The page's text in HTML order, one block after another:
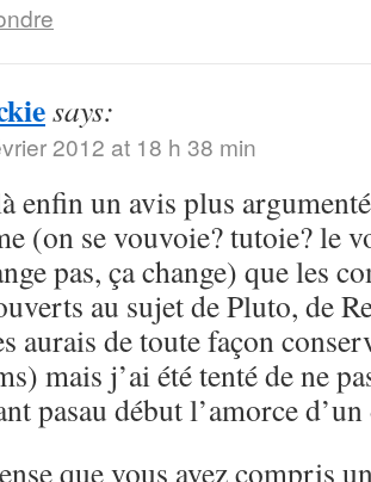
says:
2012 at 18 h 38 min
enfin un avis plus
(on se vouvoie? tutoie? le
pas, ça change) que les
au sujet de Pluto, de
aurais de toute façon
mais j’ai été tenté de ne
pasau début l’amorce
que vous avez compris